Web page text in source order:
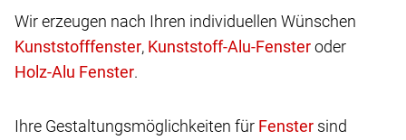
Wir erzeugen nach Ihren individuellen Wünschen
,
oder
.
Ihre Gestaltungsmöglichkeiten für
sind